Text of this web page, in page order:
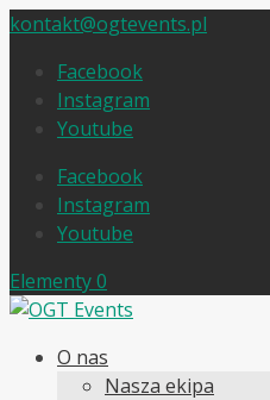
kontakt@ogtevents.pl
Facebook
Instagram
Youtube
Facebook
Instagram
Youtube
Elementy 0
O nas
Nasza ekipa